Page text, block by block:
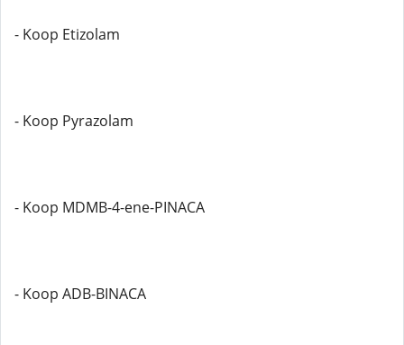
- Koop Etizolam
- Koop Pyrazolam
- Koop MDMB-4-ene-PINACA
- Koop ADB-BINACA